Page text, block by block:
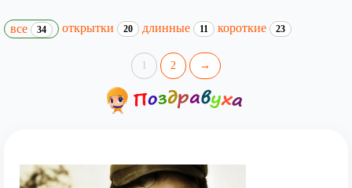
все 34 открытки 20 длинные 11 короткие 23
1 2 →